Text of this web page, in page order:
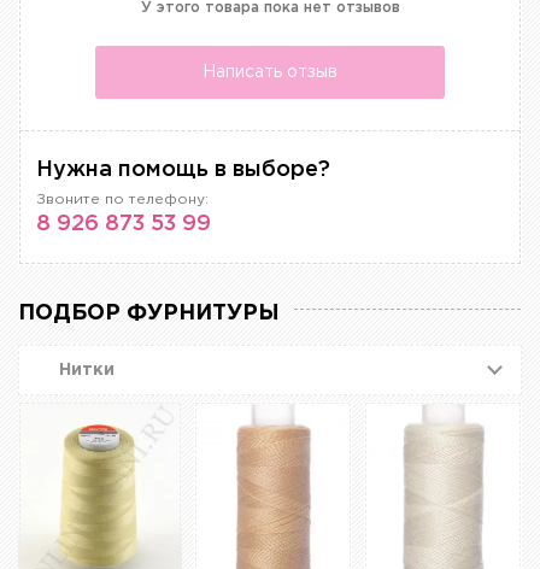
У этого товара пока нет отзывов
Написать отзыв
Нужна помощь в выборе?
Звоните по телефону:
8 926 873 53 99
ПОДБОР ФУРНИТУРЫ
Нитки